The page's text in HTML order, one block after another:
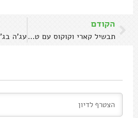
הקודם
תבשיל קארי וקוקוס עם טופו וירקות (טבעוני)